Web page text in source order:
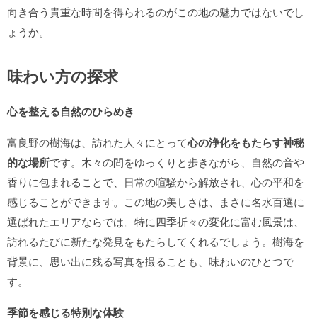
向き合う貴重な時間を得られるのがこの地の魅力ではないでし
ょうか。
味わい方の探求
心を整える自然のひらめき
富良野の樹海は、訪れた人々にとって心の浄化をもたらす神秘
的な場所です。木々の間をゆっくりと歩きながら、自然の音や
香りに包まれることで、日常の喧騒から解放され、心の平和を
感じることができます。この地の美しさは、まさに名水百選に
選ばれたエリアならでは。特に四季折々の変化に富む風景は、
訪れるたびに新たな発見をもたらしてくれるでしょう。樹海を
背景に、思い出に残る写真を撮ることも、味わいのひとつで
す。
季節を感じる特別な体験